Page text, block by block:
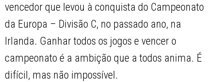
vencedor que levou à conquista do Campeonato
da Europa – Divisão C, no passado ano, na
Irlanda. Ganhar todos os jogos e vencer o
campeonato é a ambição que a todos anima. É
difícil, mas não impossível.